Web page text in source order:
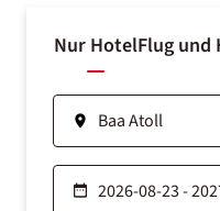
Nur HotelFlug und